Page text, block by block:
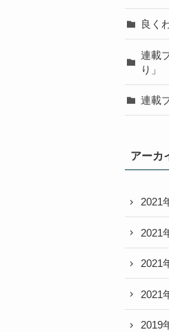
良く
連載
り」
連載
アーカ
2021
2021
2021
2021
2019